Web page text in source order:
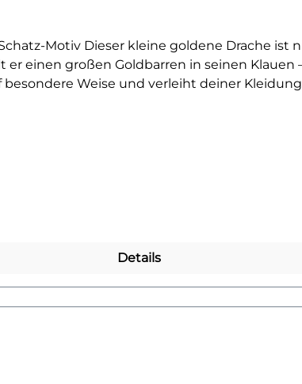
Motiv Dieser kleine goldene Drache ist
einen großen Goldbarren in seinen Klauen
Weise und verleiht deiner
Details